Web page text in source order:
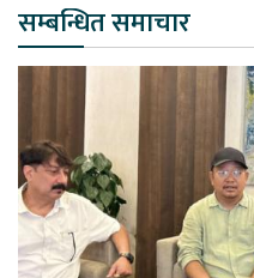
सम्बन्धित समाचार